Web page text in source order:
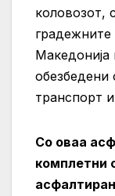
коловозот,
градежните
транспорт
Со оваа
комплетни